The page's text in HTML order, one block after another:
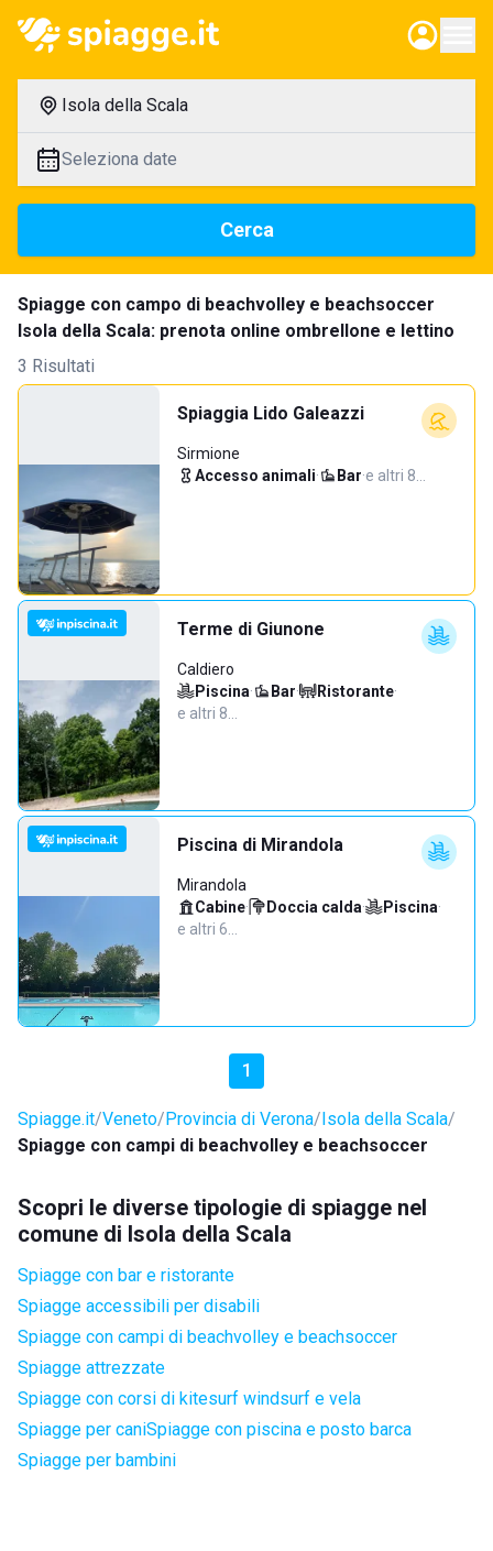
Isola della Scala
Seleziona date
Cerca
Spiagge con campo di beachvolley e beachsoccer
Isola della Scala: prenota online ombrellone e lettino
3 Risultati
Spiaggia Lido Galeazzi
Sirmione
Accesso animali· Bar·e altri 8…
Terme di Giunone
Caldiero
Piscina· Bar· Ristorante·
e altri 8…
Piscina di Mirandola
Mirandola
Cabine· Doccia calda· Piscina·
e altri 6…
1
Spiagge.it Veneto Provincia di Verona Isola della Scala
Spiagge con campi di beachvolley e beachsoccer
Scopri le diverse tipologie di spiagge nel
comune di Isola della Scala
Spiagge con bar e ristorante
Spiagge accessibili per disabili
Spiagge con campi di beachvolley e beachsoccer
Spiagge attrezzate
Spiagge con corsi di kitesurf windsurf e vela
Spiagge per caniSpiagge con piscina e posto barca
Spiagge per bambini